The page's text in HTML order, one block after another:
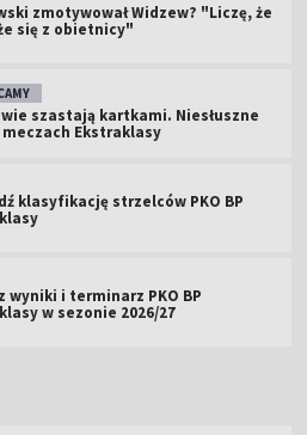
zmotywował Widzew? "Liczę, że
się z obietnicy"
szastają kartkami. Niesłuszne
meczach Ekstraklasy
klasyfikację strzelców PKO BP
wyniki i terminarz PKO BP
w sezonie 2026/27